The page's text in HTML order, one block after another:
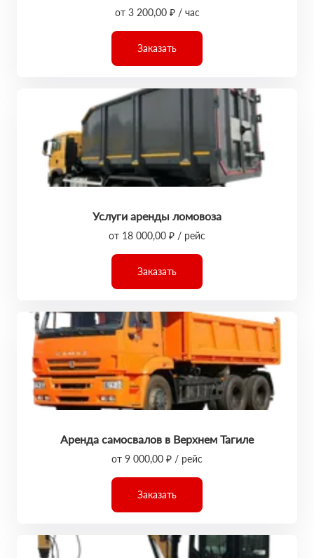
от 3 200,00 ₽ / час
Заказать
Услуги аренды ломовоза
от 18 000,00 ₽ / рейс
Заказать
Аренда самосвалов в Верхнем Тагиле
от 9 000,00 ₽ / рейс
Заказать